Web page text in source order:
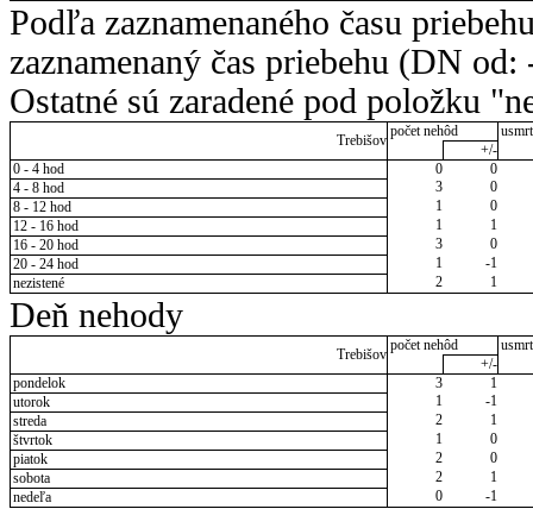
Podľa zaznamenaného času
zaznamenaný čas priebehu (DN
Ostatné sú zaradené pod položku
Trebišov
počet nehôd
+/-
0 - 4 hod
0
0
4 - 8 hod
3
0
8 - 12 hod
1
0
12 - 16 hod
1
1
16 - 20 hod
3
0
20 - 24 hod
1
-1
nezistené
2 1
Deň nehody
Trebišov
počet nehôd
+/-
pondelok
3
1
utorok
1
-1
streda
2
1
štvrtok
1
0
piatok
2
0
sobota
2
1
nedeľa
0 -1